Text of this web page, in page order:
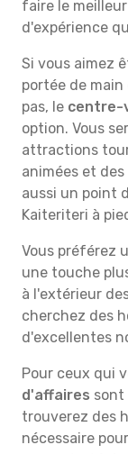
faire le
d'expérience
Si vous aimez
portée de
pas, le centre-
option. Vous
attractions
animées et
aussi un point
Kaiteriteri à
Vous préférez
une touche
à l'extérieur
cherchez des
d'excellentes
Pour ceux qui
d'affaires sont
trouverez des
nécessaire